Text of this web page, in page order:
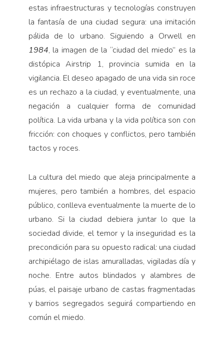
estas infraestructuras y tecnologías construyen
la fantasía de una ciudad segura: una imitación
pálida de lo urbano. Siguiendo a Orwell en
1984, la imagen de la “ciudad del miedo” es la
distópica Airstrip 1, provincia sumida en la
vigilancia. El deseo apagado de una vida sin roce
es un rechazo a la ciudad, y eventualmente, una
negación a cualquier forma de comunidad
política. La vida urbana y la vida política son con
fricción: con choques y conflictos, pero también
tactos y roces.
La cultura del miedo que aleja principalmente a
mujeres, pero también a hombres, del espacio
público, conlleva eventualmente la muerte de lo
urbano. Si la ciudad debiera juntar lo que la
sociedad divide, el temor y la inseguridad es la
precondición para su opuesto radical: una ciudad
archipiélago de islas amuralladas, vigiladas día y
noche. Entre autos blindados y alambres de
púas, el paisaje urbano de castas fragmentadas
y barrios segregados seguirá compartiendo en
común el miedo.